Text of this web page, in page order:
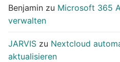
Benjamin zu Microsoft 365
verwalten
JARVIS zu Nextcloud
aktualisieren